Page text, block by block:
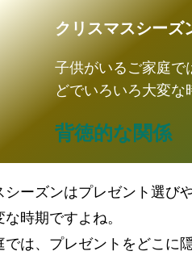
クリスマスシーズ
子供がいるご家庭
どでいろいろ大変
背徳的な関係
ーズンはプレゼント選び
時期ですよね。
は、プレゼントをどこに